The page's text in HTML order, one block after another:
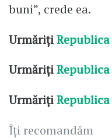
buni”, crede ea.
UrmărițiRepublica
Urmăriți
Urmăriți
Îți recomandăm